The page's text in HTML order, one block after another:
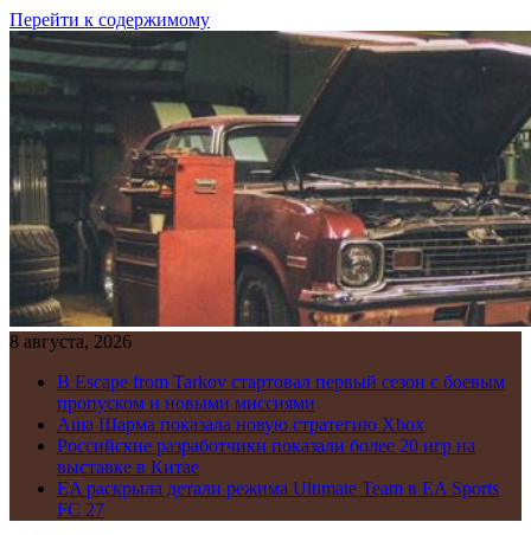
Перейти к содержимому
8 августа, 2026
В Escape from Tarkov стартовал первый сезон с боевым
пропуском и новыми миссиями
Аша Шарма показала новую стратегию Xbox
Российские разработчики показали более 20 игр на
выставке в Китае
EA раскрыла детали режима Ultimate Team в EA Sports
FC 27